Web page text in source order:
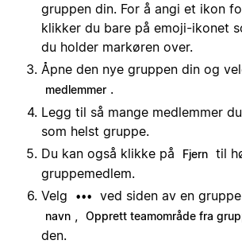
gruppen din. For å angi et ikon
klikker du bare på emoji-ikonet
du holder markøren over.
Åpne den nye gruppen din og
medlemmer .
Legg til så mange medlemmer
som helst gruppe.
Du kan også klikke på
Fjern til
gruppemedlem.
Velg
••• ved siden av en
navn , Opprett teamområde fra
den.